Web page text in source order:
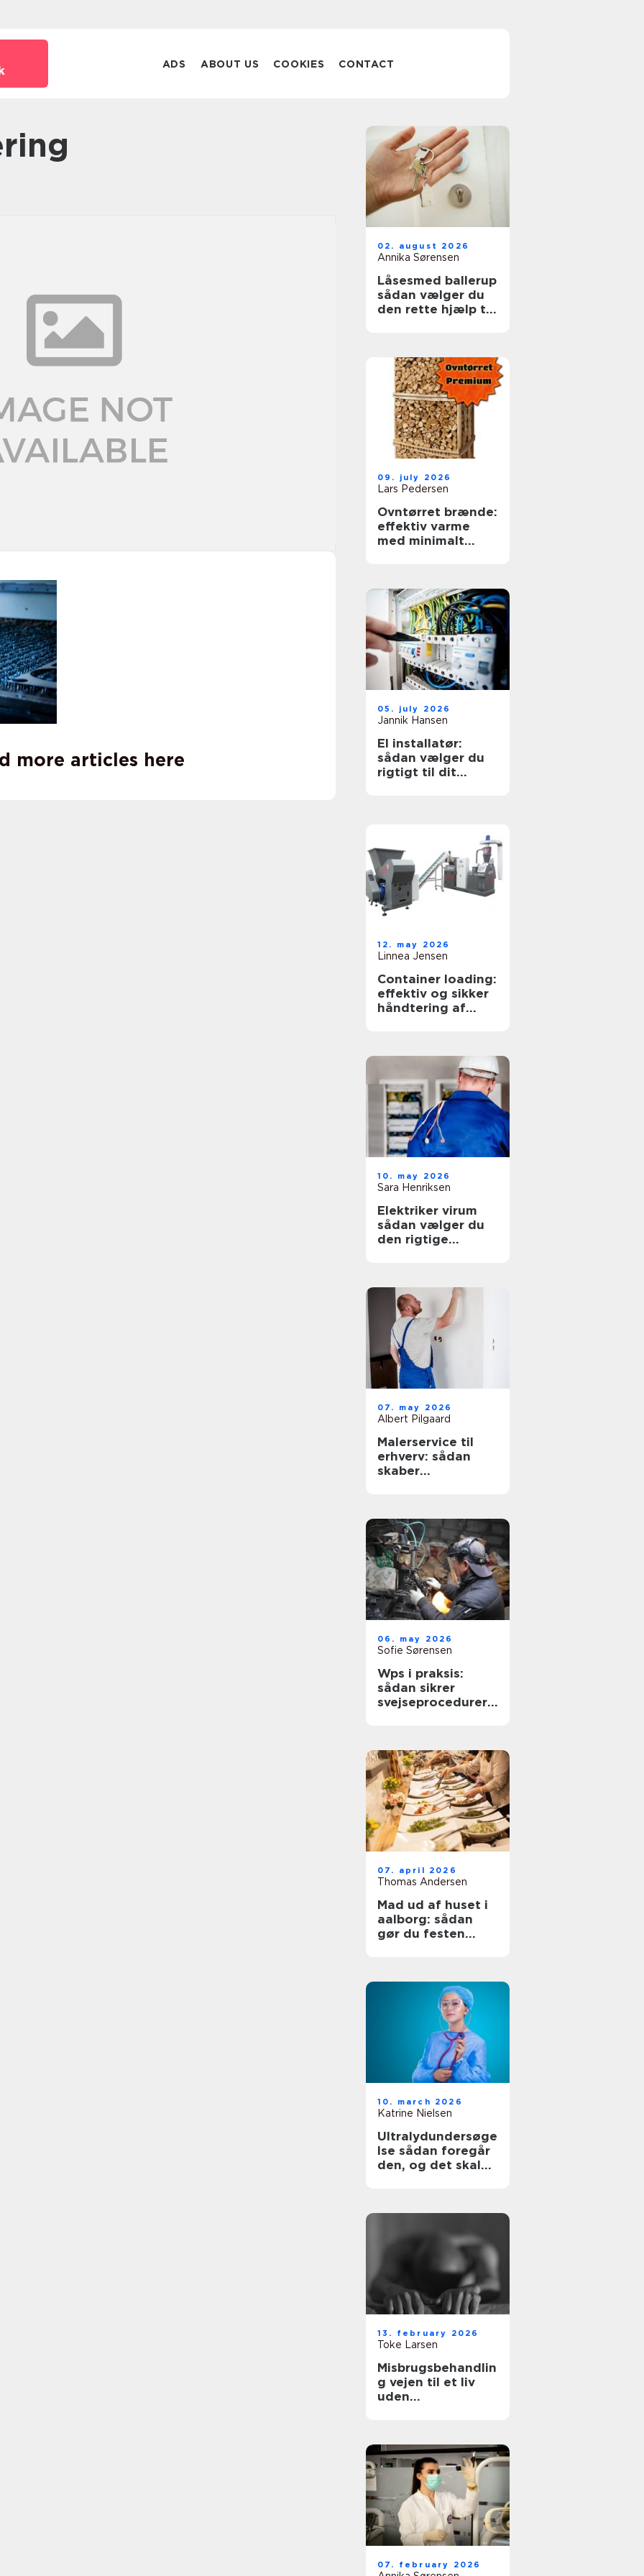
ADS ABOUT US COOKIES CONTACT
more articles here
02. august 2026
Annika Sørensen
Låsesmed ballerup
sådan vælger du
den rette hjælp til
09. july 2026
Lars Pedersen
Ovntørret brænde:
effektiv varme
med minimalt
05. july 2026
Jannik Hansen
El installatør:
sådan vælger du
rigtigt til dit
12. may 2026
Linnea Jensen
Container loading:
effektiv og sikker
håndtering af
10. may 2026
Sara Henriksen
Elektriker virum
sådan vælger du
den rigtige
07. may 2026
Albert Pilgaard
Malerservice til
erhverv: sådan
skaber
virksomheder
06. may 2026
Sofie Sørensen
Wps i praksis:
sådan sikrer
svejseprocedurer
07. april 2026
Thomas Andersen
Mad ud af huset i
aalborg: sådan
gør du festen
10. march 2026
Katrine Nielsen
Ultralydundersøge
lse sådan foregår
den, og det skal
13. february 2026
Toke Larsen
Misbrugsbehandlin
g vejen til et liv
uden
07. february 2026